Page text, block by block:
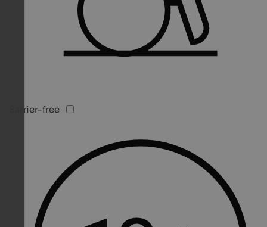
Barrier-free